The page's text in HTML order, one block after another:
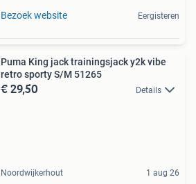
Bezoek website Eergisteren
Puma King jack trainingsjack y2k vibe
retro sporty S/M 51265
€ 29,50 Details
Noordwijkerhout 1 aug 26